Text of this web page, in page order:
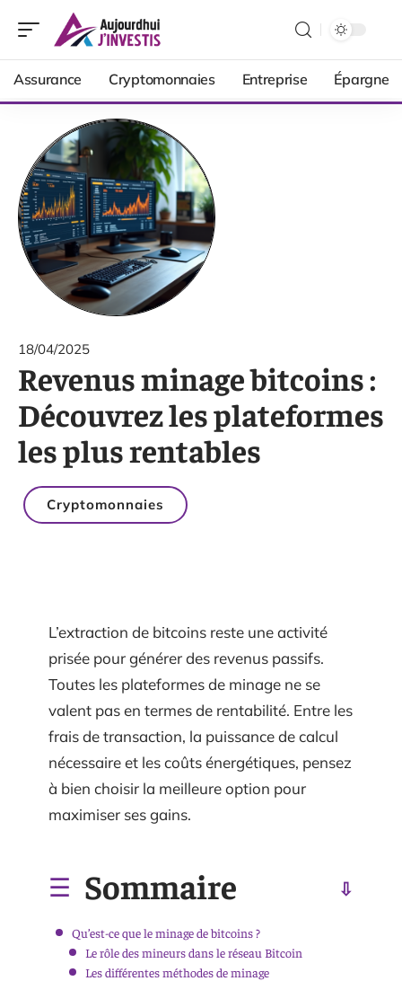
Assurance Cryptomonnaies Entreprise Épargne
18/04/2025
Revenus minage bitcoins :
Découvrez les plateformes
les plus rentables
Cryptomonnaies
L’extraction de bitcoins reste une activité
prisée pour générer des revenus passifs.
Toutes les plateformes de minage ne se
valent pas en termes de rentabilité. Entre les
frais de transaction, la puissance de calcul
nécessaire et les coûts énergétiques, pensez
à bien choisir la meilleure option pour
maximiser ses gains.
Sommaire
Qu’est-ce que le minage de bitcoins ?
Le rôle des mineurs dans le réseau Bitcoin
Les différentes méthodes de minage